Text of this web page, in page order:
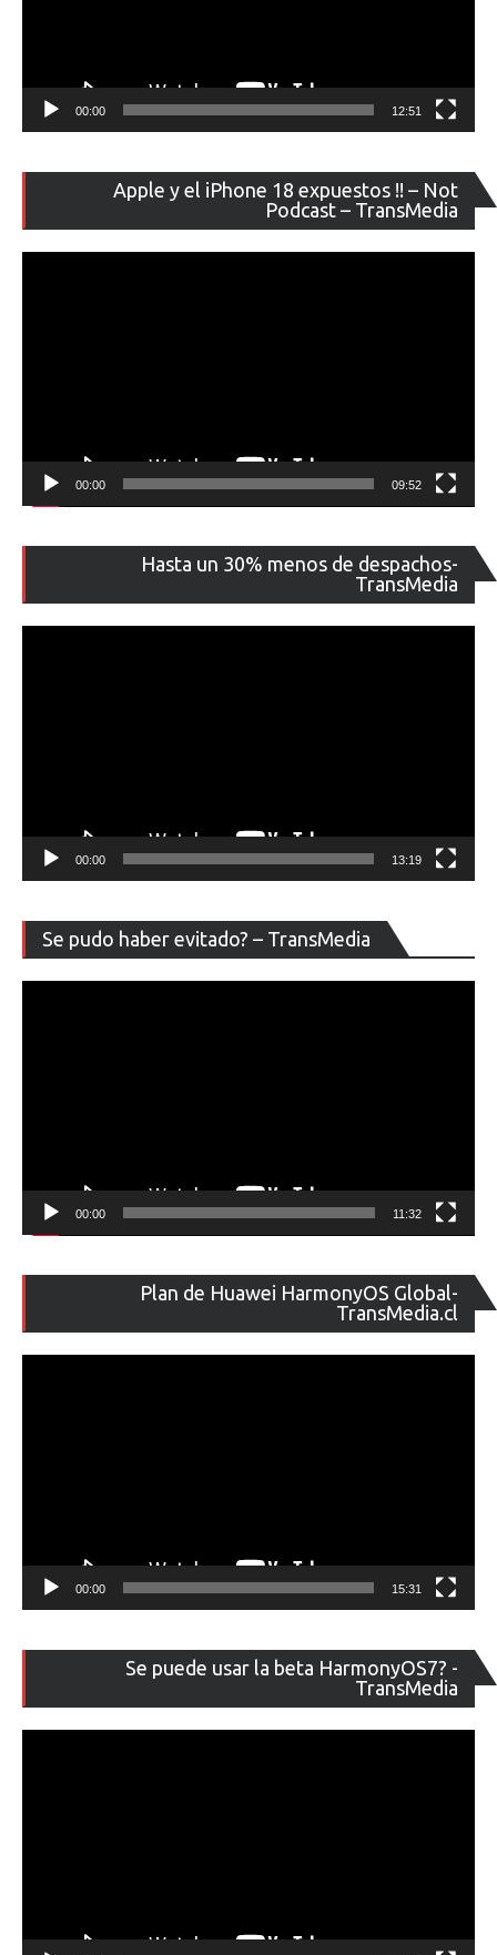
00:00 12:51
Apple y el iPhone 18 expuestos !! – Not
Podcast – TransMedia
de
00:00 09:52
Hasta un 30% menos de despachos-
TransMedia
de
00:00 13:19
Se pudo haber evitado? – TransMedia
de
00:00 11:32
Plan de Huawei HarmonyOS Global-
TransMedia.cl
de
00:00 15:31
Se puede usar la beta HarmonyOS7? -
TransMedia
de